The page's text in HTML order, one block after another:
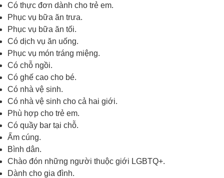
Có thực đơn dành cho trẻ em.
Phục vụ bữa ăn trưa.
Phục vụ bữa ăn tối.
Có dịch vụ ăn uống.
Phục vụ món tráng miệng.
Có chỗ ngồi.
Có ghế cao cho bé.
Có nhà vệ sinh.
Có nhà vệ sinh cho cả hai giới.
Phù hợp cho trẻ em.
Có quầy bar tại chỗ.
Ấm cúng.
Bình dân.
Chào đón những người thuộc giới LGBTQ+.
Dành cho gia đình.